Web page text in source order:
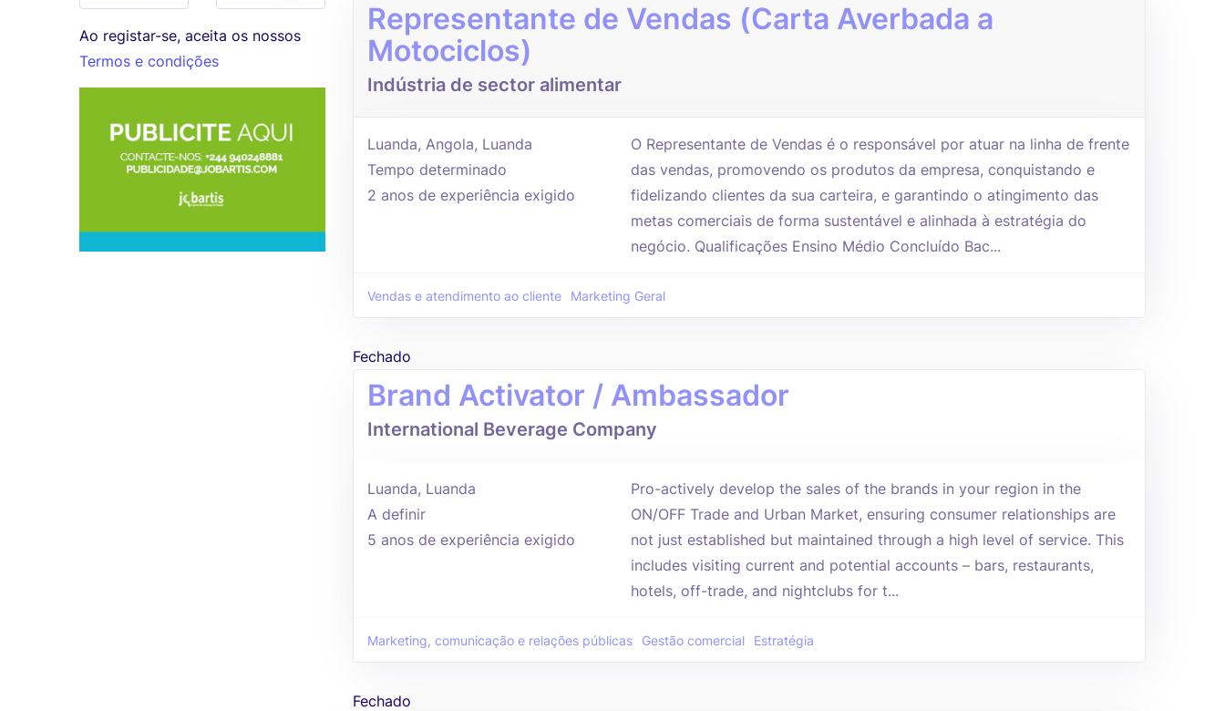
Ao registar-se, aceita os nossos
Termos e condições
Representante de Vendas (Carta Averbada a
Motociclos)
Indústria de sector alimentar
Luanda, Angola, Luanda
Tempo determinado
2 anos de experiência exigido
O Representante de Vendas é o responsável por atuar na linha de frente
das vendas, promovendo os produtos da empresa, conquistando e
fidelizando clientes da sua carteira, e garantindo o atingimento das
metas comerciais de forma sustentável e alinhada à estratégia do
negócio. Qualificações Ensino Médio Concluído Bac...
Vendas e atendimento ao cliente Marketing Geral
Fechado
Brand Activator / Ambassador
International Beverage Company
Luanda, Luanda
A definir
5 anos de experiência exigido
Pro-actively develop the sales of the brands in your region in the
ON/OFF Trade and Urban Market, ensuring consumer relationships are
not just established but maintained through a high level of service. This
includes visiting current and potential accounts – bars, restaurants,
hotels, off-trade, and nightclubs for t...
Marketing, comunicação e relações públicas Gestão comercial Estratégia
Fechado